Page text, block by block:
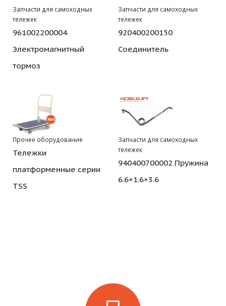
Запчасти для самоходных
тележек
961002200004
Электромагнитный
тормоз
Запчасти для самоходных
тележек
920400200150
Соединитель
Прочее оборудование
Тележки
платформенные серии
TSS
Запчасти для самоходных
тележек
940400700002 Пружина
6.6×1.6×3.6